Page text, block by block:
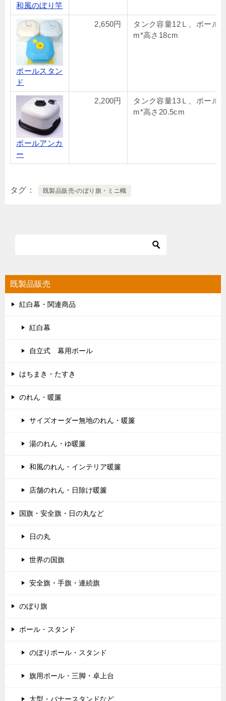
和風のぼり竿
ポールスタン
ド
2,650円
タンク容量12Ｌ、ポール
m*高さ18cm
ポールアンカ
ー
2,200円
タンク容量13Ｌ、ポール
m*高さ20.5cm
タグ 既製品販売-のぼり旗・ミニ幟
既製品販売
紅白幕・関連商品
紅白幕
自立式 幕用ポール
はちまき・たすき
のれん・暖簾
サイズオーダー無地のれん・暖簾
湯のれん・ゆ暖簾
和風のれん・インテリア暖簾
店舗のれん・日除け暖簾
国旗・安全旗・日の丸など
日の丸
世界の国旗
安全旗・手旗・連続旗
のぼり旗
ポール・スタンド
のぼりポール・スタンド
旗用ポール・三脚・卓上台
大型・バナースタンドなど